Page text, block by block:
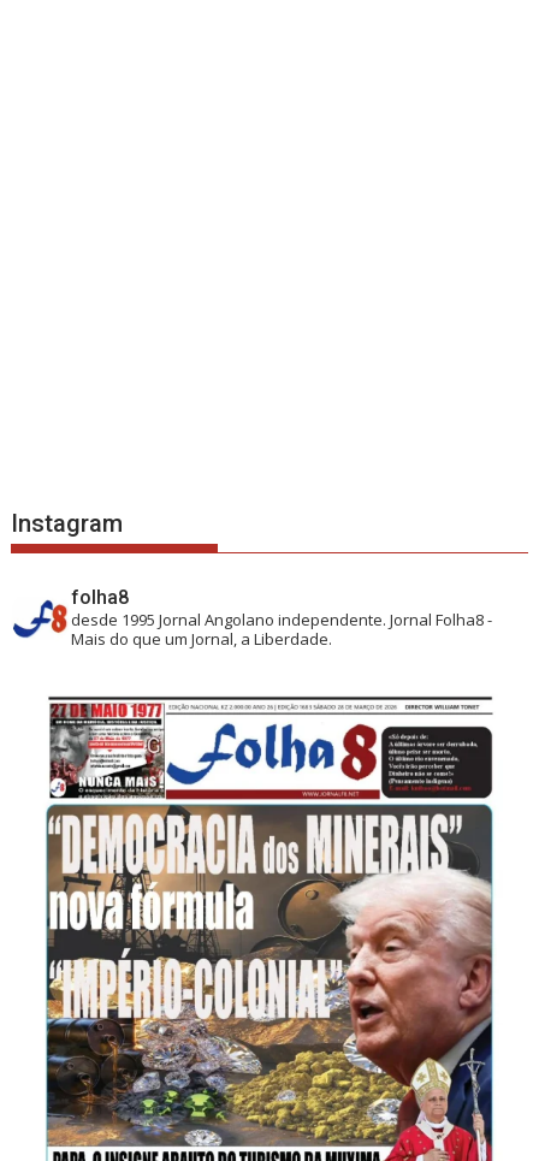
Instagram
folha8
desde 1995 Jornal Angolano independente.Jornal Folha8 -
Mais do que um Jornal, a Liberdade.